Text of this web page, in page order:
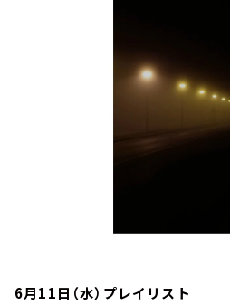
6月11日（水）プレイリスト